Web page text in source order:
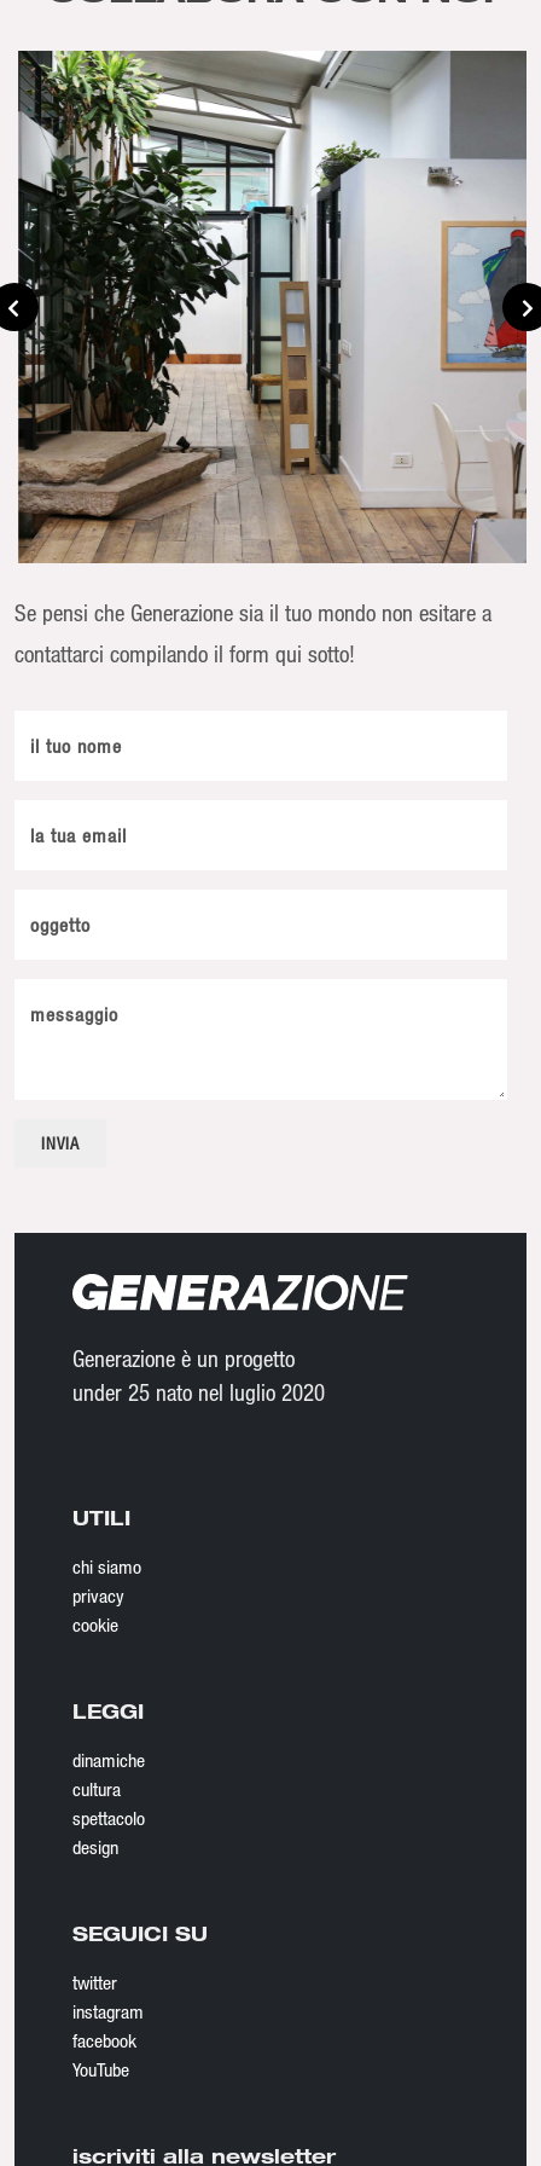
Se pensi che Generazione sia il tuo mondo non esitare a
contattarci compilando il form qui sotto!
il tuo nome
la tua email
oggetto
messaggio
Generazione è un progetto
under 25 nato nel luglio 2020
UTILI
chi siamo
privacy
cookie
LEGGI
dinamiche
cultura
spettacolo
design
SEGUICI SU
twitter
instagram
facebook
YouTube
iscriviti alla newsletter